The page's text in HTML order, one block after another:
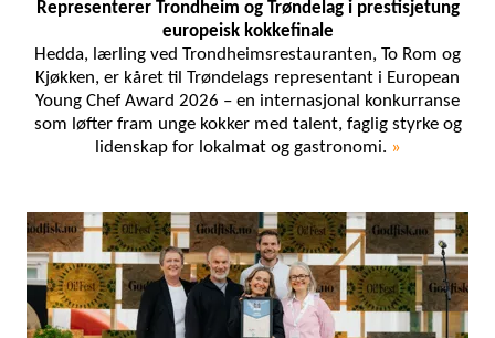
Representerer Trondheim og Trøndelag i prestisjetung
europeisk kokkefinale
Hedda, lærling ved Trondheimsrestauranten, To Rom og
Kjøkken, er kåret til Trøndelags representant i European
Young Chef Award 2026 – en internasjonal konkurranse
som løfter fram unge kokker med talent, faglig styrke og
lidenskap for lokalmat og gastronomi. »